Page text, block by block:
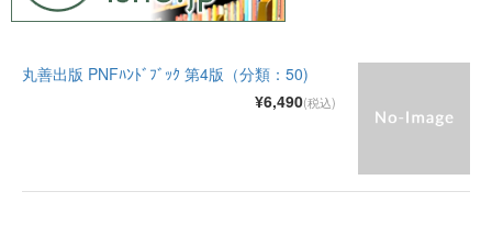
丸善出版 PNFﾊﾝﾄﾞﾌﾞｯｸ 第4版（分類：50)
¥6,490(税込)